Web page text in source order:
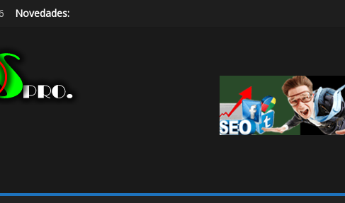
Novedades: